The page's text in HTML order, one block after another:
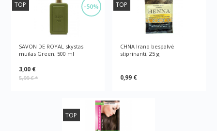
-50%
TOP
SAVON DE ROYAL skystas
muilas Green, 500 ml
3,00 €
5,99 €*
TOP
CHNA Irano bespalvė
stiprinanti, 25 g
0,99 €
TOP